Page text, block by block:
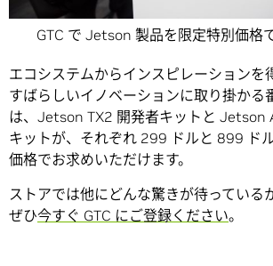
GTC で Jetson 製品を限定特別価格
エコシステムからインスピレーションを
すばらしいイノベーションに取り掛かる
は、Jetson TX2 開発者キットと Jetson
キットが、それぞれ 299 ドルと 899 ド
価格でお求めいただけます。
ストアでは他にどんな驚きが待っている
ぜひ今すぐ GTC にご登録ください。